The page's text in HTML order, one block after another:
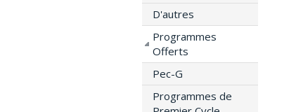
D'autres
Programmes
Offerts
Pec-G
Programmes de